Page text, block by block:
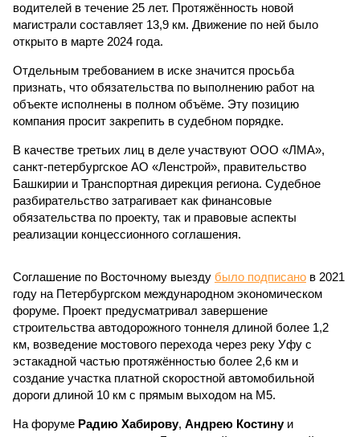
водителей в течение 25 лет. Протяжённость новой
магистрали составляет 13,9 км. Движение по ней было
открыто в марте 2024 года.
Отдельным требованием в иске значится просьба
признать, что обязательства по выполнению работ на
объекте исполнены в полном объёме. Эту позицию
компания просит закрепить в судебном порядке.
В качестве третьих лиц в деле участвуют ООО «ЛМА»,
санкт-петербургское АО «Ленстрой», правительство
Башкирии и Транспортная дирекция региона. Судебное
разбирательство затрагивает как финансовые
обязательства по проекту, так и правовые аспекты
реализации концессионного соглашения.
Соглашение по Восточному выезду было подписано в 2021
году на Петербургском международном экономическом
форуме. Проект предусматривал завершение
строительства автодорожного тоннеля длиной более 1,2
км, возведение мостового перехода через реку Уфу с
эстакадной частью протяжённостью более 2,6 км и
создание участка платной скоростной автомобильной
дороги длиной 10 км с прямым выходом на М5.
На форуме Радию Хабирову, Андрею Костинуи